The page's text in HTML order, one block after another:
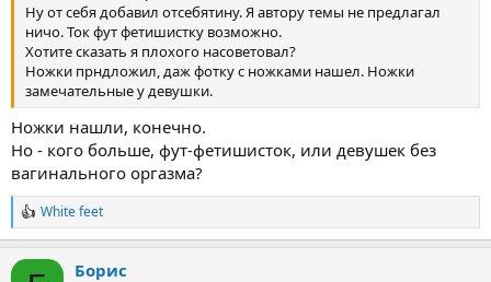
ножками. А так же активные роли, где я ласкаю ножки.
Если тебе тоже не безразлична тема фут-фетиша и ты
рада такому союзу, с таким мужчиной, приятно будет
познакомиться😉Если для тебя столь же неприемлимы
вагинальные сношения, то со мной ты можешь быть
полностью уверена что на это не будет даже намёка!!!
Зато твои лапки будут всегда в центре моего внимания.
Какие мне девушки нравятся?
Ну полноватые, особенно в икрах 😉
Если ты любишь стягивать волосы в хвостик, это тоже
А в отношениях человечная одним словом. Которой я
Ну от себя добавил отсебятину. Я автору темы не предлагал
ничо. Ток фут фетишистку возможно.
Хотите сказать я плохого насоветовал?
Ножки прндложил, даж фотку с ножками нашел. Ножки
замечательные у девушки.
Ножки нашли, конечно.
Но - кого больше, фут-фетишисток, или девушек без
вагинального оргазма?
Р
е
White feet
Борис